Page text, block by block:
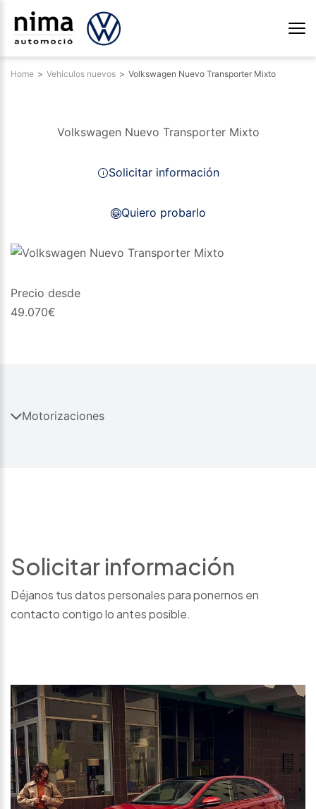
Home > Vehículos nuevos > Volkswagen Nuevo Transporter Mixto
Volkswagen Nuevo Transporter Mixto
Solicitar información
Quiero probarlo
Precio desde
49.070€
Motorizaciones
Solicitar información
Déjanos tus datos personales para ponernos en
contacto contigo lo antes posible.